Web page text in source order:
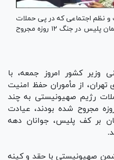
و نظم اجتماعی که در پی حملات
رژیم صهیونیستی به چند ساختمان پلیس در جنگ ۱۲ روزه مجروح
وزیر کشور امروز جمعه، با
از مأموران حفظ امنیت
رژیم صهیونیستی به چند
پلیس در جنگ ۱۲ روزه مجروح شده بودند، عیادت
بر کف پلیس، جوانان دهه
صهیونیستی با حقد و کینه